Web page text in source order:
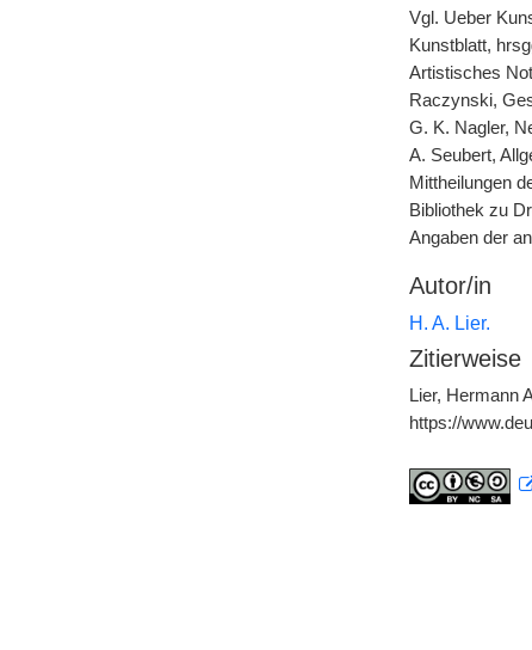
Vgl. Ueber
Kunstblatt,
Artistisches
Raczynski,
G. K. Nagler,
A. Seubert,
Mittheilungen
Bibliothek zu
Angaben der
Autor/in
H. A. Lier.
Zitierweise
Lier, Hermann
https://